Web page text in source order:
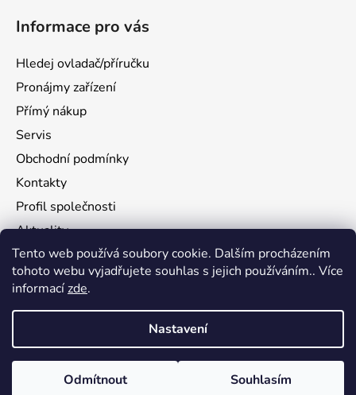
Tento web používá soubory cookie. Dalším procházením
tohoto webu vyjadřujete souhlas s jejich používáním.. Více
informacízde.
Nastavení
Odmítnout Souhlasím
Informace pro vás
Hledej ovladač/příručku
Pronájmy zařízení
Přímý nákup
Servis
Obchodní podmínky
Kontakty
Profil společnosti
Aktuality
Ochrana osobních údajů
Ke stažení
Vytvořil Shoptet
Copyright 2026flamy.com
. Všechna práva vyhrazena.